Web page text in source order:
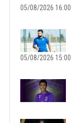
05/08/2026 16:00
05/08/2026 15:00